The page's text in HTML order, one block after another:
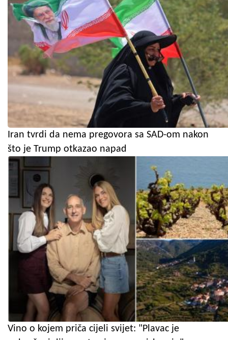
Iran tvrdi da nema pregovora sa SAD-om nakon
što je Trump otkazao napad
Vino o kojem priča cijeli svijet: "Plavac je